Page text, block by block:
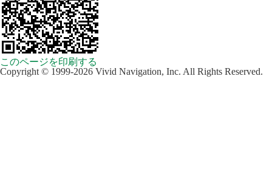
このページを印刷する
Copyright © 1999-2026 Vivid Navigation, Inc. All Rights Reserved.